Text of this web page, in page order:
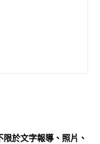
限於文字報導、照片、